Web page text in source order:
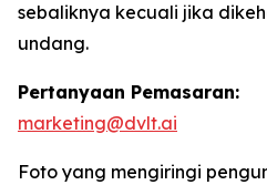
sebaliknya kecuali jika
undang.
Pertanyaan Pemasaran:
marketing@dvlt.ai
Foto yang mengiringi